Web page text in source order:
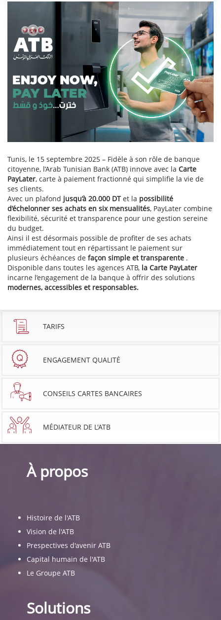
Tunis, le 15 septembre 2025 – Fidèle à son rôle de banque
citoyenne, l’Arab Tunisian Bank (ATB) innove avec la Carte
PayLater, carte à paiement fractionné qui simplifie la vie de
ses clients.
Avec un plafond jusqu’à 20.000 DTet la possibilité
d’échelonner ses achats en six mensualités, PayLater combine
flexibilité, sécurité et transparence pour une gestion sereine
du budget.
Ainsi il est désormais possible de profiter de ses achats
immédiatement tout en répartissant le paiement sur
plusieurs échéances de façon simple et transparente .
Disponible dans toutes les agences ATB, la Carte PayLater
incarne l’engagement de la banque à offrir des solutions
modernes, accessibles et responsables.
TARIFS
ENGAGEMENT QUALITÉ
CONSEILS CARTES BANCAIRES
MÉDIATEUR DE L'ATB
À propos
Histoire de l'ATB
Vision de l'ATB
Prespectives d'avenir ATB
Capital humain de l'ATB
Le Groupe ATB
Solutions